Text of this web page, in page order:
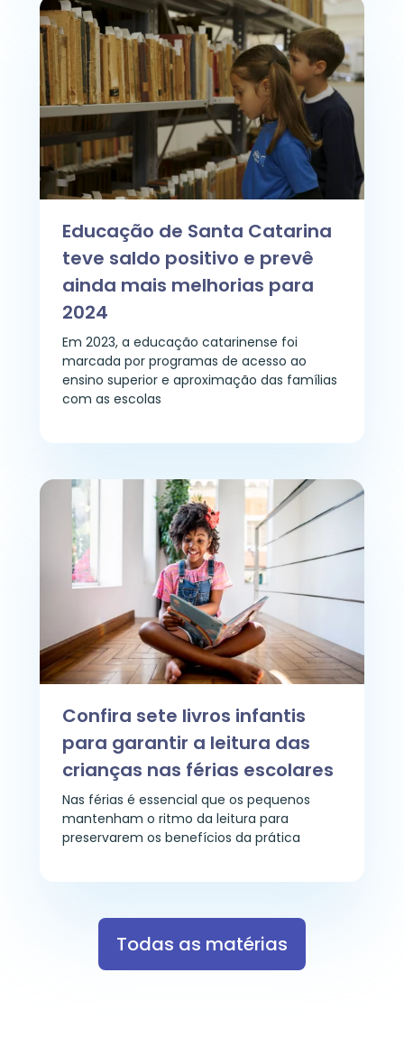
Educação de Santa Catarina
teve saldo positivo e prevê
ainda mais melhorias para
2024
Em 2023, a educação catarinense foi
marcada por programas de acesso ao
ensino superior e aproximação das famílias
com as escolas
Confira sete livros infantis
para garantir a leitura das
crianças nas férias escolares
Nas férias é essencial que os pequenos
mantenham o ritmo da leitura para
preservarem os benefícios da prática
Todas as matérias